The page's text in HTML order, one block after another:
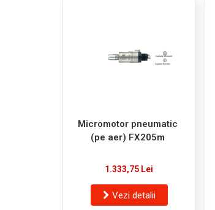
Micromotor pneumatic
(pe aer) FX205m
1.333,75 Lei
Vezi detalii